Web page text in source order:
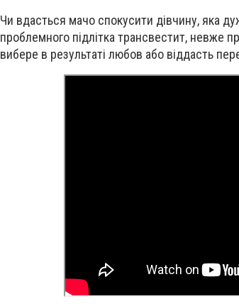
Чи вдасться мачо спокусити дівчину, яка
проблемного підлітка трансвестит, невже
вибере в результаті любов або віддасть